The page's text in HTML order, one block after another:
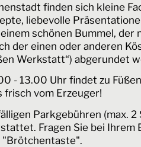
finden sich kleine
liebevolle
schönen Bummel,
der einen oder anderen
Werkstatt“) abgerundet
- 13.00 Uhr findet zu
vom Erzeuger!
Parkgebühren (max.
Fragen Sie bei Ihrem
"Brötchentaste".